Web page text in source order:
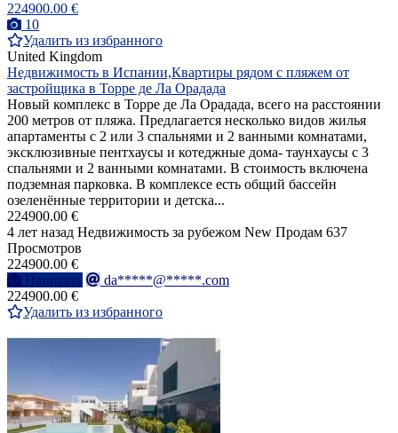
224900.00 €
10
Удалить из избранного
United Kingdom
Недвижимость в Испании,Квартиры рядом с пляжем от
застройщика в Торре де Ла Орадада
Новый комплекс в Торре де Ла Орадада, всего на расстоянии
200 метров от пляжа. Предлагается несколько видов жилья
апартаменты с 2 или 3 спальнями и 2 ванными комнатами,
эксклюзивные пентхаусы и котеджные дома- таунхаусы с 3
спальнями и 2 ванными комнатами. В стоимость включена
подземная парковка. В комплексе есть общий бассейн
озеленённые территории и детска...
224900.00 €
4 лет назад Недвижимость за рубежом New Продам 637
Просмотров
224900.00 €
Написать
da*****@*****.com
224900.00 €
Удалить из избранного